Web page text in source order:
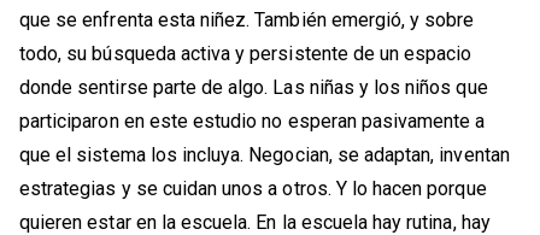
que se enfrenta esta niñez. También emergió, y sobre
todo, su búsqueda activa y persistente de un espacio
donde sentirse parte de algo. Las niñas y los niños que
participaron en este estudio no esperan pasivamente a
que el sistema los incluya. Negocian, se adaptan, inventan
estrategias y se cuidan unos a otros. Y lo hacen porque
quieren estar en la escuela. En la escuela hay rutina, hay